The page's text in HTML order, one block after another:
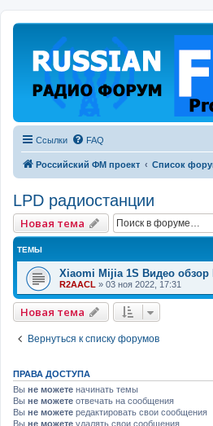
Ссылки FAQ
Российский ФМ проект Список
LPD радиостанции
Новая тема
ТЕМЫ
Xiaomi Mijia 1S Видео обзор
R2AACL » 03 ноя 2022, 17:31
Новая тема
Вернуться к списку форумов
ПРАВА ДОСТУПА
Вы не можете начинать темы
Вы не можете отвечать на сообщения
Вы не можете редактировать свои сообщения
Вы не можете удалять свои сообщения